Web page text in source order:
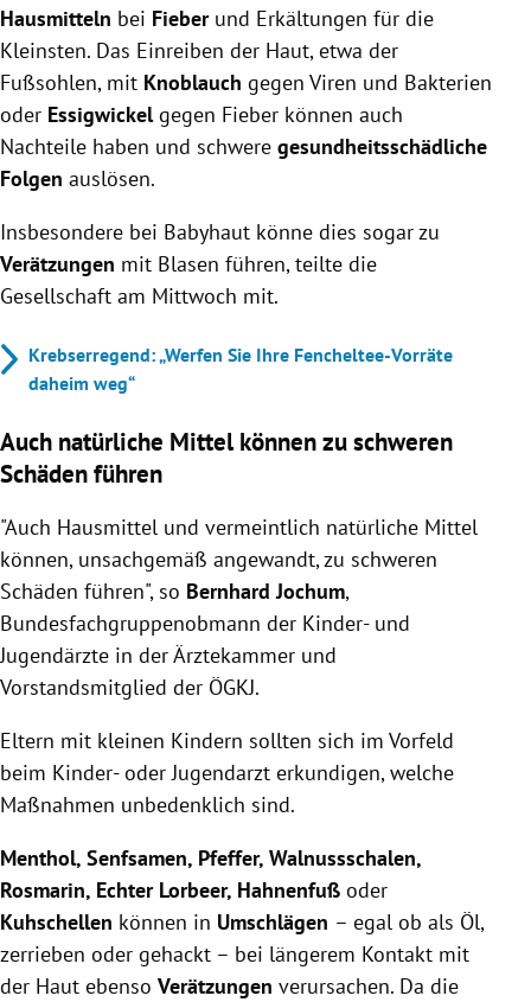
Hausmitteln bei Fieber und Erkältungen für die
Kleinsten. Das Einreiben der Haut, etwa der
Fußsohlen, mit Knoblauch gegen Viren und Bakterien
oder Essigwickelgegen Fieber können auch
Nachteile haben und schwere gesundheitsschädliche
Folgen auslösen.
Insbesondere bei Babyhaut könne dies sogar zu
Verätzungen mit Blasen führen, teilte die
Gesellschaft am Mittwoch mit.
Krebserregend: „Werfen Sie Ihre Fencheltee-Vorräte
daheim weg“
Auch natürliche Mittel können zu schweren
Schäden führen
"Auch Hausmittel und vermeintlich natürliche Mittel
können, unsachgemäß angewandt, zu schweren
Schäden führen", so Bernhard Jochum,
Bundesfachgruppenobmann der Kinder- und
Jugendärzte in der Ärztekammer und
Vorstandsmitglied der ÖGKJ.
Eltern mit kleinen Kindern sollten sich im Vorfeld
beim Kinder- oder Jugendarzt erkundigen, welche
Maßnahmen unbedenklich sind.
Menthol, Senfsamen, Pfeffer, Walnussschalen,
Rosmarin, Echter Lorbeer, Hahnenfuß oder
Kuhschellen können in Umschlägen – egal ob als Öl,
zerrieben oder gehackt – bei längerem Kontakt mit
der Haut ebenso Verätzungen verursachen. Da die